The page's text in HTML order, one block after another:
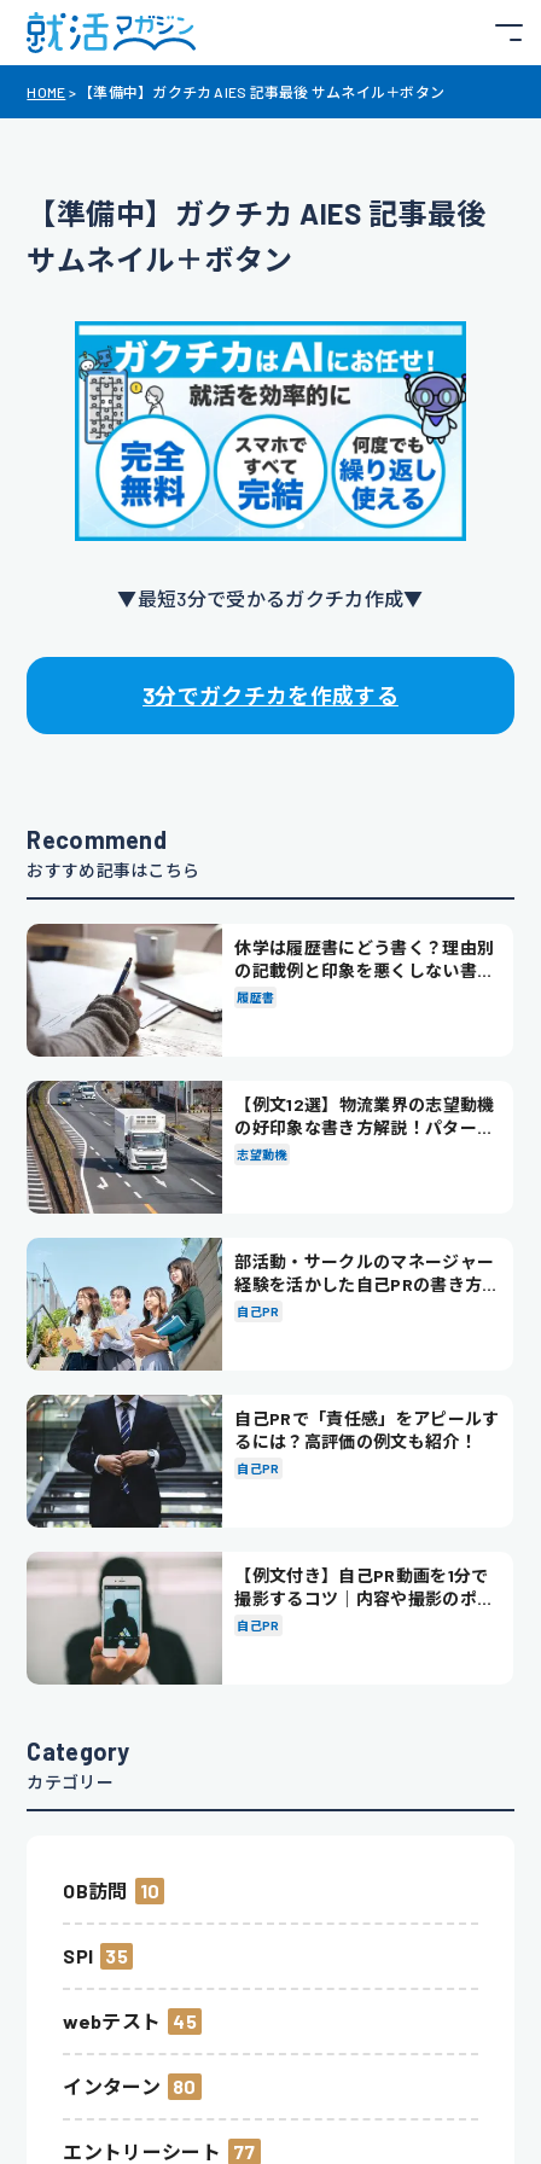
HOME > 【準備中】ガクチカ AIES 記事最後 サムネイル＋ボタン
【準備中】ガクチカ AIES 記事最後
サムネイル＋ボタン
▼最短3分で受かるガクチカ作成▼
3分でガクチカを作成する
Recommend
おすすめ記事はこちら
休学は履歴書にどう書く？理由別
の記載例と印象を悪くしない書き
方を解説
履歴書
【例文12選】物流業界の志望動機
の好印象な書き方解説！パターン
別の例文も紹介
志望動機
部活動・サークルのマネージャー
経験を活かした自己PRの書き方を
徹底解説！
自己PR
自己PRで「責任感」をアピールす
るには？高評価の例文も紹介！
自己PR
【例文付き】自己PR動画を1分で
撮影するコツ｜内容や撮影のポイ
ントも解説
自己PR
Category
カテゴリー
OB訪問 10
SPI 35
webテスト 45
インターン 80
エントリーシート 77